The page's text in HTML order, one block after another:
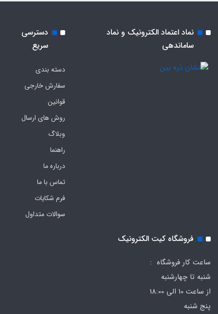
نماد اعتماد الکترونیک و نماد
ساماندهی
دسترسی
سریع
دسته بندی
سفارش خارجی
قوانین
روش های ارسال
وبلاگ
راهنما
درباره ما
تماس با ما
فرم‌ شکایات
سوالات متداول
فروشگاه کیت الکترونیک
ساعت کار فروشگاه :
شنبه تا چهارشنبه
از ساعت 10 الی 18:00
پنج شنبه